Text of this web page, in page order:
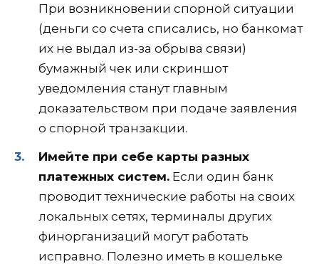
При возникновении спорной ситуации
(деньги со счета списались, но банкомат
их не выдал из-за обрыва связи)
бумажный чек или скриншот
уведомления станут главным
доказательством при подаче заявления
о спорной транзакции.
Имейте при себе карты разных
платежных систем. Если один банк
проводит технические работы на своих
локальных сетях, терминалы других
финорганизаций могут работать
исправно. Полезно иметь в кошельке